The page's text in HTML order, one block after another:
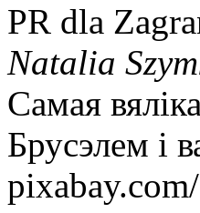
PR dla
Natalia
Самая
Брусэлем і